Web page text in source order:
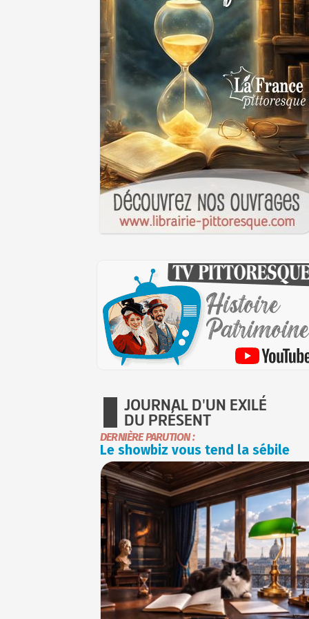
JOURNAL D'UN EXILÉ
DU PRÉSENT
DERNIÈRE PARUTION :
Le showbiz vous tend la sébile